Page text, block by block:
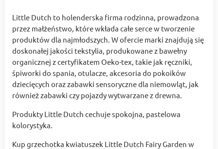
Little Dutch to holenderska firma rodzinna, prowadzona
przez małżeństwo, które wkłada całe serce w tworzenie
produktów dla najmłodszych. W ofercie marki znajdują się
doskonałej jakości tekstylia, produkowane z bawełny
organicznej z certyfikatem Oeko-tex, takie jak ręczniki,
śpiworki do spania, otulacze, akcesoria do pokoików
dziecięcych oraz zabawki sensoryczne dla niemowląt, jak
również zabawki czy pojazdy wytwarzane z drewna.
Produkty Little Dutch cechuje spokojna, pastelowa
kolorystyka.
Kup grzechotka kwiatuszek Little Dutch Fairy Garden w